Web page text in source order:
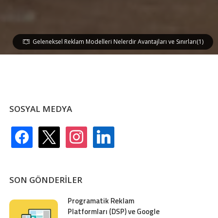
Geleneksel Reklam Modelleri Nelerdir Avantajları ve Sınırları(1)
SOSYAL MEDYA
facebook instagramlinkedin
SON GÖNDERILER
Programatik Reklam
Platformları (DSP) ve Google